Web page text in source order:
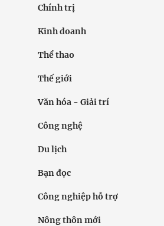
Chính trị
Kinh doanh
Thể thao
Thế giới
Văn hóa - Giải trí
Công nghệ
Du lịch
Bạn đọc
Công nghiệp hỗ trợ
Nông thôn mới